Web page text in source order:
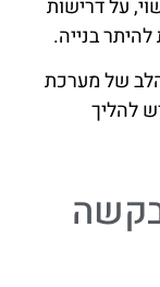
על דרישות
בנייה.
של מערכת
להליך